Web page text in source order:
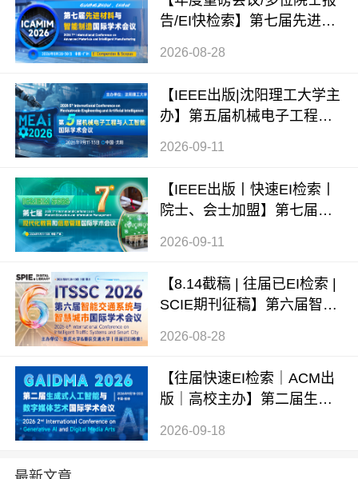
告/EI快检索】第七届先进材
2026-08-28
【IEEE出版|沈阳理工大学主
办】第五届机械电子工程与
2026-09-11
【IEEE出版丨快速EI检索丨
院士、会士加盟】第七届现
术会议 (ICMEIM 2026)
2026-09-11
【8.14截稿 | 往届已EI检索 |
SCIE期刊征稿】第六届智能
术会议（ITSSC 2026）
2026-08-28
【往届快速EI检索｜ACM出
版｜高校主办】第二届生成
术会议 (GAIDMA 2026)
2026-09-18